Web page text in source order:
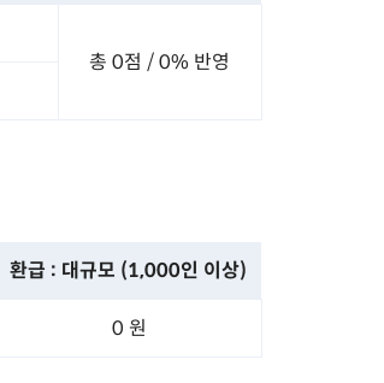
총 0점 /0% 반영
환급 : 대규모 (1,000인 이상)
0 원